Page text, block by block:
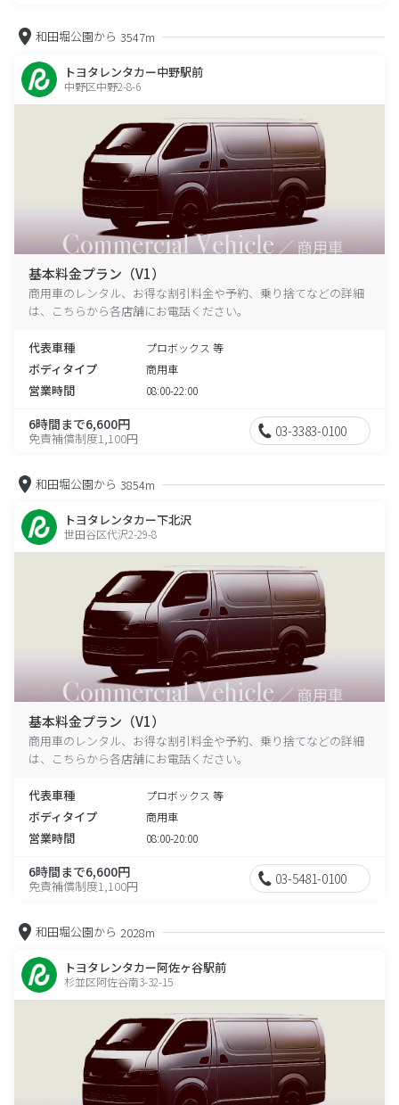
和田堀公園から 3547m
トヨタレンタカー中野駅前
中野区中野2-8-6
基本料金プラン（V1）
商用車のレンタル、お得な割引料金や予約、乗り捨てなどの詳細
は、こちらから各店舗にお電話ください。
代表車種 プロボックス 等
ボディタイプ 商用車
営業時間 08:00-22:00
6時間まで6,600円
免責補償制度1,100円 03-3383-0100
和田堀公園から 3854m
トヨタレンタカー下北沢
世田谷区代沢2-29-8
基本料金プラン（V1）
商用車のレンタル、お得な割引料金や予約、乗り捨てなどの詳細
は、こちらから各店舗にお電話ください。
代表車種 プロボックス 等
ボディタイプ 商用車
営業時間 08:00-20:00
6時間まで6,600円
免責補償制度1,100円 03-5481-0100
和田堀公園から 2028m
トヨタレンタカー阿佐ヶ谷駅前
杉並区阿佐谷南3-32-15